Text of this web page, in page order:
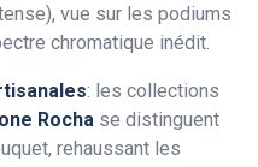
vue sur les podiums
chromatique inédit.
: les collections
Rocha se distinguent
rehaussant les